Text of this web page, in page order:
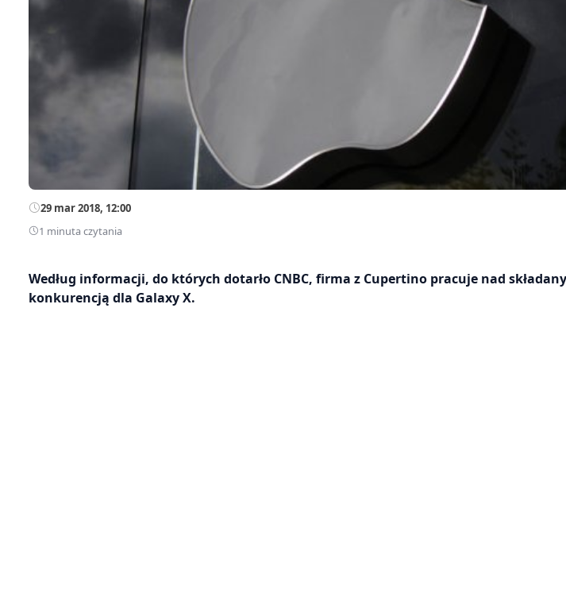
29 mar 2018, 12:00
1 minuta czytania
Według informacji, do których dotarło CNBC, firma z Cupertino pracuje nad
konkurencją dla Galaxy X.